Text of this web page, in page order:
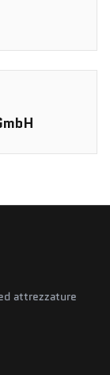
attrezzature